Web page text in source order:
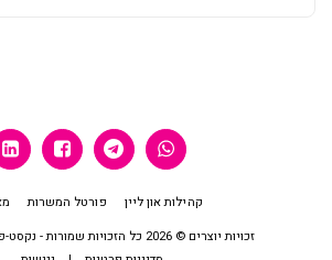
קהילות און ליין פורטל המשרות
זכויות יוצרים © 2026 כל הזכויות שמורות -
נקסט-